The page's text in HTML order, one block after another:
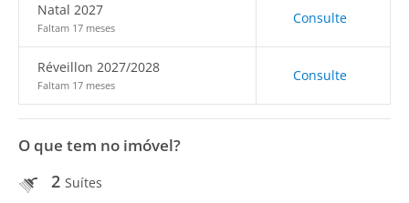
Natal 2027
Faltam 17 meses
Consulte
Réveillon 2027/2028
Faltam 17 meses
Consulte
O que tem no imóvel?
2 Suítes